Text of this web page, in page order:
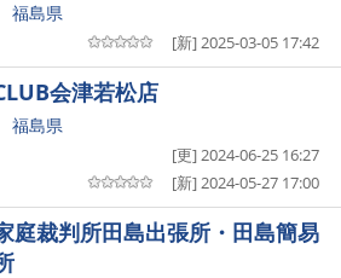
福島県
[新] 2025-03-05 17:42
会津若松店
福島県
[更] 2024-06-25 16:27
[新] 2024-05-27 17:00
庭裁判所田島出張所・田島簡易